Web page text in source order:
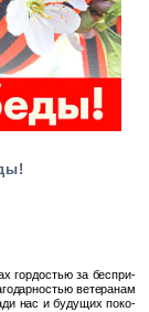
гор­до­стью за бес­при­
ве­те­ра­нам
нас и бу­ду­щих по­ко­